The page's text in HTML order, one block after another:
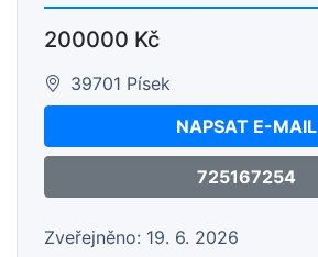
200000 Kč
39701 Písek
NAPSAT E-MAIL
725167254
Zveřejněno: 19. 6. 2026